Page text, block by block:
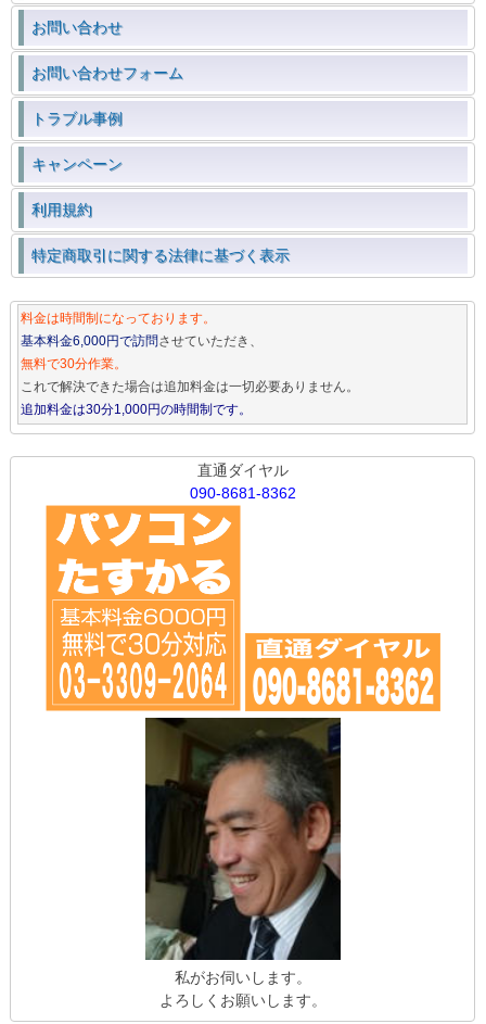
お問い合わせ
お問い合わせフォーム
トラブル事例
キャンペーン
利用規約
特定商取引に関する法律に基づく表示
料金は時間制になっております。
基本料金6,000円で訪問させていただき、
無料で30分作業。
これで解決できた場合は追加料金は一切必要ありません。
追加料金は30分1,000円の時間制です。
直通ダイヤル
090-8681-8362
私がお伺いします。
よろしくお願いします。